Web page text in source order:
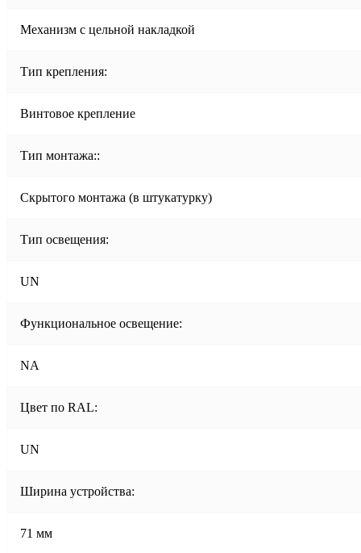
Механизм с цельной накладкой
Тип крепления:
Винтовое крепление
Тип монтажа::
Скрытого монтажа (в штукатурку)
Тип освещения:
UN
Функциональное освещение:
NA
Цвет по RAL:
UN
Ширина устройства:
71 мм